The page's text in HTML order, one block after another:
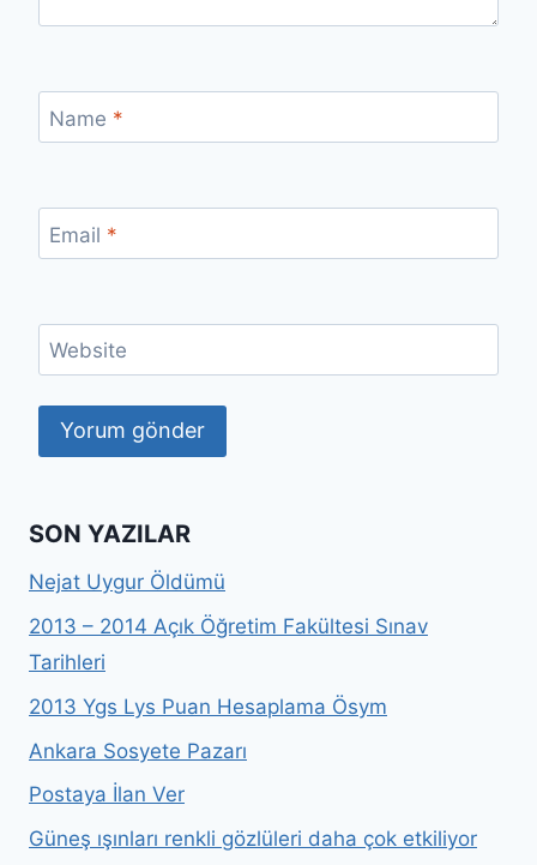
Name *
Email *
Website
SON YAZILAR
Nejat Uygur Öldümü
2013 – 2014 Açık Öğretim Fakültesi Sınav
Tarihleri
2013 Ygs Lys Puan Hesaplama Ösym
Ankara Sosyete Pazarı
Postaya İlan Ver
Güneş ışınları renkli gözlüleri daha çok etkiliyor